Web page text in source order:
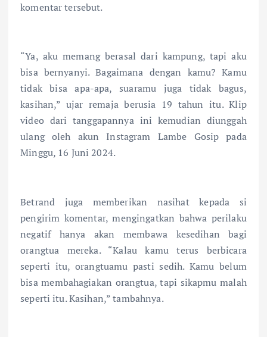
komentar tersebut.
“Ya, aku memang berasal dari kampung, tapi aku
bisa bernyanyi. Bagaimana dengan kamu? Kamu
tidak bisa apa-apa, suaramu juga tidak bagus,
kasihan,” ujar remaja berusia 19 tahun itu. Klip
video dari tanggapannya ini kemudian diunggah
ulang oleh akun Instagram Lambe Gosip pada
Minggu, 16 Juni 2024.
Betrand juga memberikan nasihat kepada si
pengirim komentar, mengingatkan bahwa perilaku
negatif hanya akan membawa kesedihan bagi
orangtua mereka. “Kalau kamu terus berbicara
seperti itu, orangtuamu pasti sedih. Kamu belum
bisa membahagiakan orangtua, tapi sikapmu malah
seperti itu. Kasihan,” tambahnya.